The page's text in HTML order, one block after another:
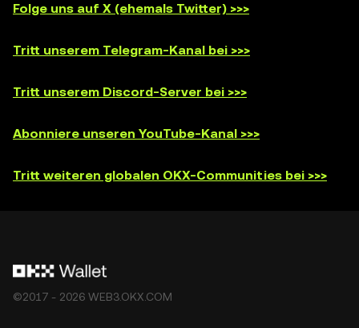
Folge uns auf X (ehemals Twitter) >>>
Tritt unserem Telegram-Kanal bei >>>
Tritt unserem Discord-Server bei >>>
Abonniere unseren YouTube-Kanal >>>
Tritt weiteren globalen OKX-Communities bei >>>
©2017 - 2026 WEB3.OKX.COM